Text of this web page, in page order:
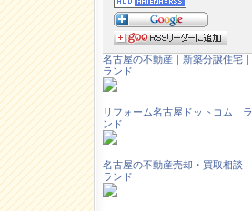
名古屋の不動産｜新築分譲住宅｜
ランド
リフォーム名古屋ドットコム ラ
ンド
名古屋の不動産売却・買取相談
ランド